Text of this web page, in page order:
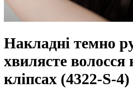
Накладні темно
хвилясте волосся
кліпсах (4322-S-4)